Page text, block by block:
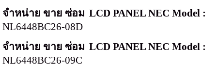
จำหน่าย ขาย ซ่อม LCD PANEL NEC Model :
NL6448BC26-08D
จำหน่าย ขาย ซ่อม LCD PANEL NEC Model :
NL6448BC26-09C